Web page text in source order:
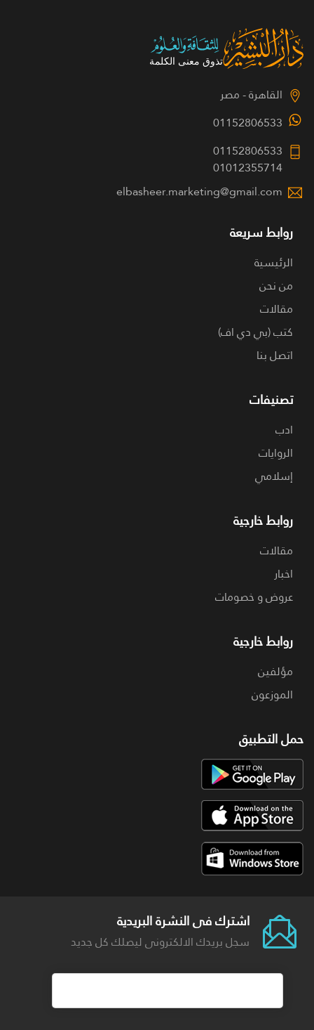
القاهرة - مصر
01152806533
01152806533
01012355714
elbasheer.marketing@gmail.com
روابط سريعة
الرئيسية
من نحن
مقالات
كتب (بي دي اف)
اتصل بنا
تصنيفات
ادب
الروايات
إسلامي
روابط خارجية
مقالات
اخبار
عروض و خصومات
روابط خارجية
مؤلفين
الموزعون
حمل التطبيق
اشترك فى النشرة البريدية
سجل بريدك الالكترونى ليصلك كل جديد